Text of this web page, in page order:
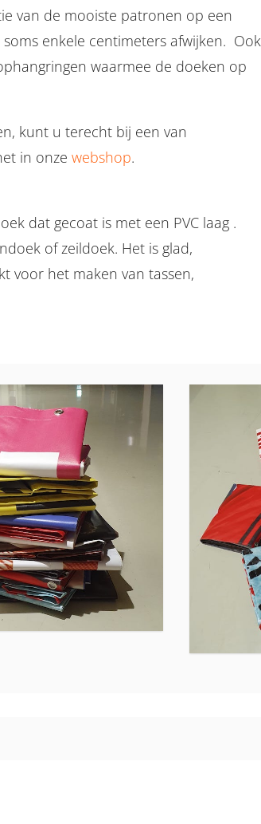
van de mooiste patronen op een
enkele centimeters afwijken. Ook
waarmee de doeken op
kunt u terecht bij een van
in onze webshop.
dat gecoat is met een PVC laag .
of zeildoek. Het is glad,
voor het maken van tassen,